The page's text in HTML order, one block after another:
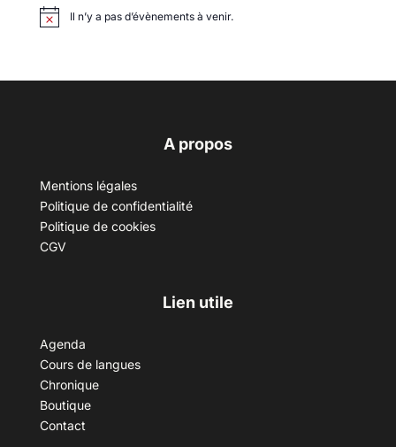
Il n’y a pas d’évènements à venir.
A propos
Mentions légales
Politique de confidentialité
Politique de cookies
CGV
Lien utile
Agenda
Cours de langues
Chronique
Boutique
Contact